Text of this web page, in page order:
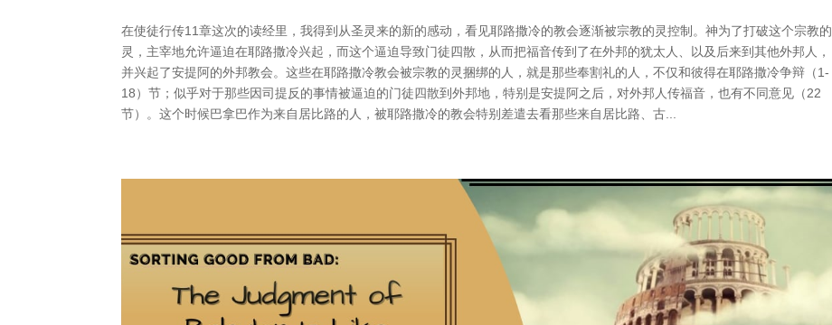
在使徒行传11章这次的读经里，我得到从圣灵来的新的感动，看见耶路撒冷的教会逐渐被宗教的灵控制。神为了打破这个宗教的
灵，主宰地允许逼迫在耶路撒冷兴起，而这个逼迫导致门徒四散，从而把福音传到了在外邦的犹太人、以及后来到其他外邦人，
并兴起了安提阿的外邦教会。这些在耶路撒冷教会被宗教的灵捆绑的人，就是那些奉割礼的人，不仅和彼得在耶路撒冷争辩（1-
18）节；似乎对于那些因司提反的事情被逼迫的门徒四散到外邦地，特别是安提阿之后，对外邦人传福音，也有不同意见（22
节）。这个时候巴拿巴作为来自居比路的人，被耶路撒冷的教会特别差遣去看那些来自居比路、古...